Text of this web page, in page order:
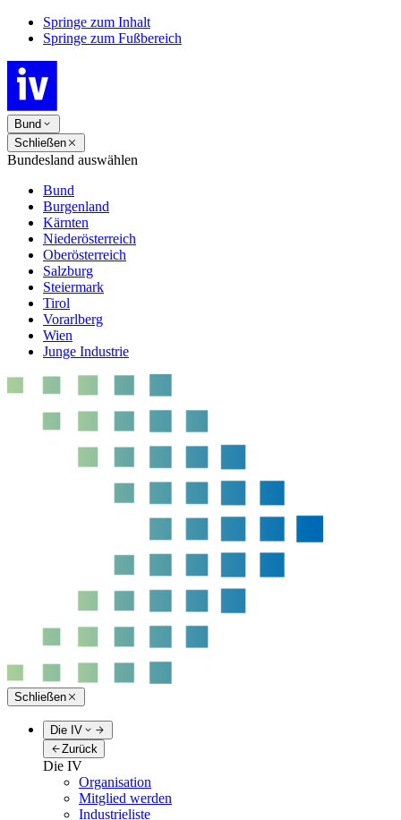
Springe zum Inhalt
Springe zum Fußbereich
Bund
Schließen
Bundesland auswählen
Bund
Burgenland
Kärnten
Niederösterreich
Oberösterreich
Salzburg
Steiermark
Tirol
Vorarlberg
Wien
Junge Industrie
Schließen
Die IV
Zurück
Die IV
Organisation
Mitglied werden
Industrieliste